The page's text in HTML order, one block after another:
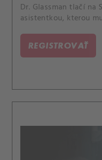
Dr. Glassman tlačí na
asistentkou, kterou
REGISTROVAŤ